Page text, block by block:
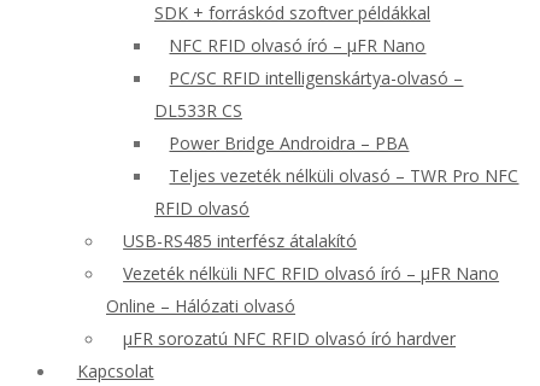
SDK + forráskód szoftver példákkal
NFC RFID olvasó író – μFR Nano
PC/SC RFID intelligenskártya-olvasó –
DL533R CS
Power Bridge Androidra – PBA
Teljes vezeték nélküli olvasó – TWR Pro NFC
RFID olvasó
USB-RS485 interfész átalakító
Vezeték nélküli NFC RFID olvasó író – μFR Nano
Online – Hálózati olvasó
μFR sorozatú NFC RFID olvasó író hardver
Kapcsolat